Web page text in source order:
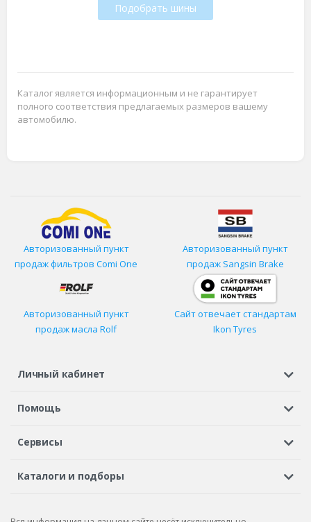
Подобрать шины
Каталог является информационным и не гарантирует
полного соответствия предлагаемых размеров вашему
автомобилю.
Авторизованный пункт
продаж фильтров Comi One
Авторизованный пункт
продаж Sangsin Brake
Авторизованный пункт
продаж масла Rolf
Сайт отвечает стандартам
Ikon Tyres
Личный кабинет
Регистрация или вход
Помощь
Шины в кредит
Сервисы
Автосервисы
Бонусная программа
Каталоги и подборы